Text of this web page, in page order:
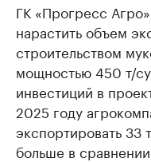
ГК «Прогресс Агро»
нарастить объем
строительством
мощностью 450 т/
инвестиций в
2025 году
экспортировать 33
больше в